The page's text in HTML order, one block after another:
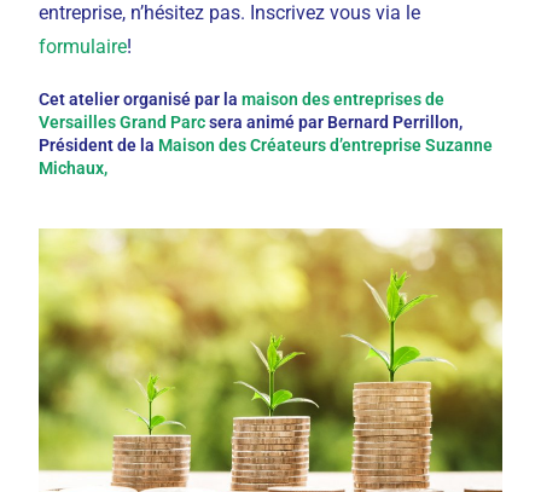
entreprise, n’hésitez pas. Inscrivez vous via le
formulaire!
Cet atelier organisé par lamaison des entreprises de
Versailles Grand Parcsera animé par Bernard Perrillon,
Président de la Maison des Créateurs d’entreprise Suzanne
Michaux,